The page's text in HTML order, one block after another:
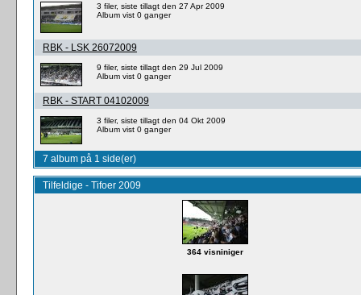
3 filer, siste tillagt den 27 Apr 2009
Album vist 0 ganger
RBK - LSK 26072009
9 filer, siste tillagt den 29 Jul 2009
Album vist 0 ganger
RBK - START 04102009
3 filer, siste tillagt den 04 Okt 2009
Album vist 0 ganger
7 album på 1 side(er)
Tilfeldige - Tifoer 2009
364 visniniger